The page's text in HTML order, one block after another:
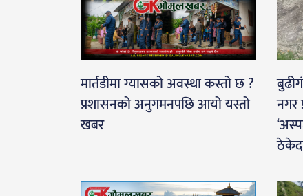
मार्तडीमा ग्यासको अवस्था कस्तो छ ?
प्रशासनको अनुगमनपछि आयो यस्तो
खबर
नगर